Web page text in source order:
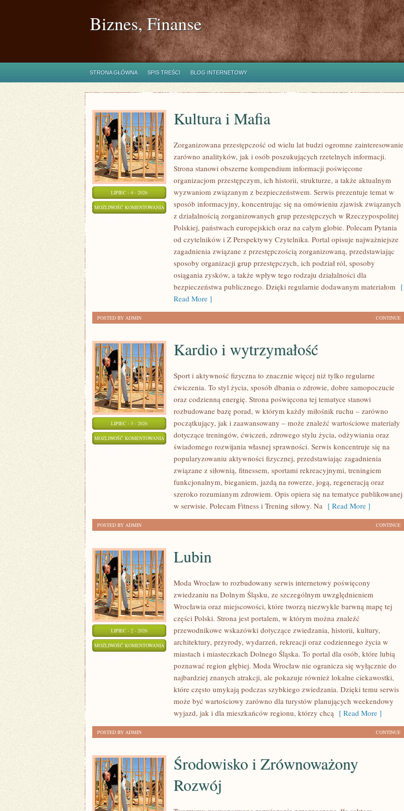
Biznes, Finanse
STRONA GŁÓWNA SPIS TREŚCI BLOG INTERNETOWY
LIPIEC - 4 - 2026
MOŻLIWOŚĆ KOMENTOWANIA KULTURA
MAFIA
Kultura i Mafia
Zorganizowana przestępczość od wielu lat budzi ogromne zainteresowanie
zarówno analityków, jak i osób poszukujących rzetelnych informacji.
Strona stanowi obszerne kompendium informacji poświęcone
organizacjom przestępczym, ich historii, strukturze, a także aktualnym
wyzwaniom związanym z bezpieczeństwem. Serwis prezentuje temat w
sposób informacyjny, koncentrując się na omówieniu zjawisk związanych
z działalnością zorganizowanych grup przestępczych w Rzeczypospolitej
Polskiej, państwach europejskich oraz na całym globie. Polecam Pytania
od czytelników i Z Perspektywy Czytelnika. Portal opisuje najważniejsze
zagadnienia związane z przestępczością zorganizowaną, przedstawiając
sposoby organizacji grup przestępczych, ich podział ról, sposoby
osiągania zysków, a także wpływ tego rodzaju działalności dla
bezpieczeństwa publicznego. Dzięki regularnie dodawanym materiałom [
Read More ]
CONTINUE
POSTED BY ADMIN
LIPIEC - 3 - 2026
MOŻLIWOŚĆ KOMENTOWANIA KARDIO
WYTRZYMAŁOŚĆ
Kardio i wytrzymałość
Sport i aktywność fizyczna to znacznie więcej niż tylko regularne
ćwiczenia. To styl życia, sposób dbania o zdrowie, dobre samopoczucie
oraz codzienną energię. Strona poświęcona tej tematyce stanowi
rozbudowane bazę porad, w którym każdy miłośnik ruchu – zarówno
początkujący, jak i zaawansowany – może znaleźć wartościowe materiały
dotyczące treningów, ćwiczeń, zdrowego stylu życia, odżywiania oraz
świadomego rozwijania własnej sprawności. Serwis koncentruje się na
popularyzowaniu aktywności fizycznej, przedstawiając zagadnienia
związane z siłownią, fitnessem, sportami rekreacyjnymi, treningiem
funkcjonalnym, bieganiem, jazdą na rowerze, jogą, regeneracją oraz
szeroko rozumianym zdrowiem. Opis opiera się na tematyce publikowanej
w serwisie. Polecam Fitness i Trening siłowy. Na [ Read More ]
CONTINUE
POSTED BY ADMIN
LIPIEC - 2 - 2026
MOŻLIWOŚĆ KOMENTOWANIA LUBIN
Lubin
Moda Wrocław to rozbudowany serwis internetowy poświęcony
zwiedzaniu na Dolnym Śląsku, ze szczególnym uwzględnieniem
Wrocławia oraz miejscowości, które tworzą niezwykle barwną mapę tej
części Polski. Strona jest portalem, w którym można znaleźć
przewodnikowe wskazówki dotyczące zwiedzania, historii, kultury,
architektury, przyrody, wydarzeń, rekreacji oraz codziennego życia w
miastach i miasteczkach Dolnego Śląska. To portal dla osób, które lubią
poznawać region głębiej. Moda Wrocław nie ogranicza się wyłącznie do
najbardziej znanych atrakcji, ale pokazuje również lokalne ciekawostki,
które często umykają podczas szybkiego zwiedzania. Dzięki temu serwis
może być wartościowy zarówno dla turystów planujących weekendowy
wyjazd, jak i dla mieszkańców regionu, którzy chcą [ Read More ]
CONTINUE
POSTED BY ADMIN
Środowisko i Zrównoważony
Rozwój